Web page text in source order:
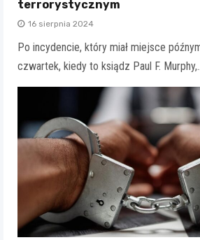
terrorystycznym
16 sierpnia 2024
Po incydencie, który miał miejsce
czwartek, kiedy to ksiądz Paul F.